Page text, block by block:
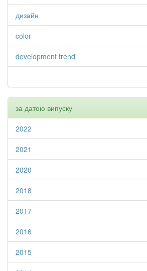
дизайн
color
development trend
за датою випуску
2022
2021
2020
2018
2017
2016
2015